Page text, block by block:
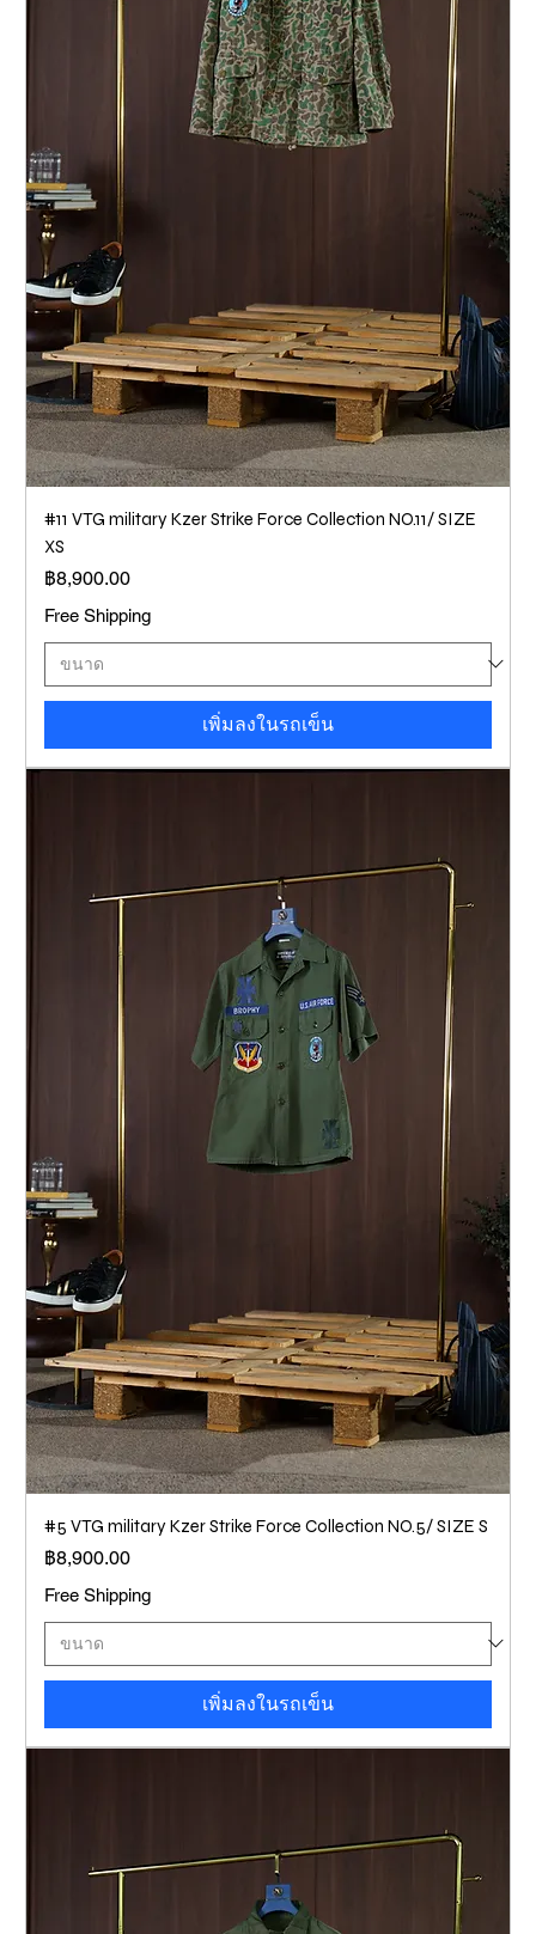
#11 VTG military Kzer Strike Force Collection NO.11/ SIZE
XS
ราคา
฿8,900.00
Free Shipping
เพิ่มลงในรถเข็น
#5 VTG military Kzer Strike Force Collection NO.5/ SIZE S
ราคา
฿8,900.00
Free Shipping
เพิ่มลงในรถเข็น